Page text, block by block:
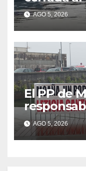
AGO 5, 2026
El PP de
Santos
sociales
AGO 5, 2026